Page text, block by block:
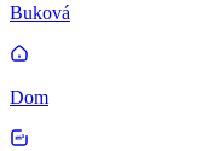
Buková
Dom